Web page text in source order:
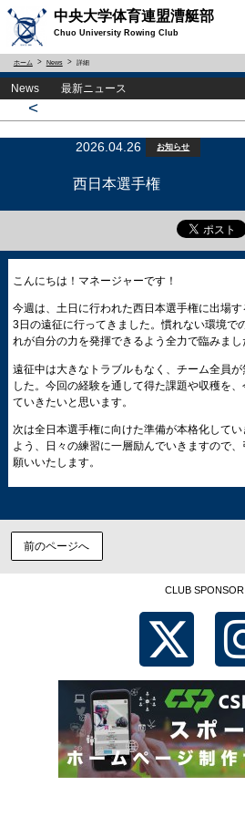
中央大学体育連盟漕艇部
Chuo University Rowing Club
ホーム News 詳細
News 最新ニュース
<
2026.04.26 お知らせ
西日本選手権
こんにちは！マネージャーです！
今週は、土日に行われた西日本選手権に出場
3日の遠征に行ってきました。慣れない環境で
れが自分の力を発揮できるよう全力で臨みまし
遠征中は大きなトラブルもなく、チーム全員
した。今回の経験を通して得た課題や収穫を
ていきたいと思います。
次は全日本選手権に向けた準備が本格化して
よう、日々の練習に一層励んでいきますので
願いいたします。
前のページへ
CLUB SPONSOR